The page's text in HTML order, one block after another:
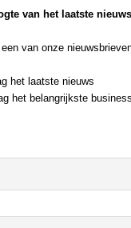
van het laatste
van onze
het laatste nieuws
het belangrijkste